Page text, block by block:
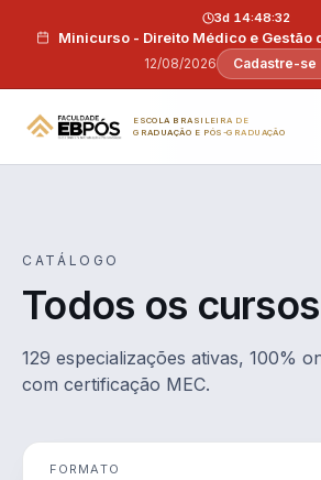
Minicurso - Direito Médico e Gestão
12/08/2026
3d 14:48:31
Cadastre-se
ESCOLA BRASILEIRA DE
GRADUAÇÃO E PÓS-GRADUAÇÃO
CATÁLOGO
Todos os cursos
129 especializações ativas, 100%
com certificação MEC.
FORMATO